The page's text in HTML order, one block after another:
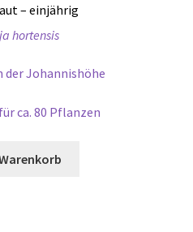
– einjährig
hortensis
der Johannishöhe
ca. 80 Pflanzen